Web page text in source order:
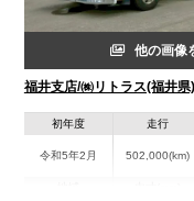
他の画像
福井支店/㈱リトラス(福井県)
初年度
令和5年2月
走行
502,000(km)